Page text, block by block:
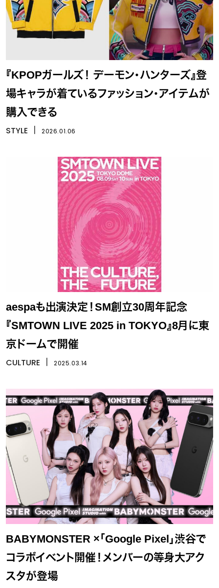
『KPOPガールズ！ デーモン・ハンターズ』登
場キャラが着ているファッション・アイテムが
購入できる
STYLE 2026.01.06
aespaも出演決定！SM創立30周年記念
『SMTOWN LIVE 2025 in TOKYO』8月に東
京ドームで開催
CULTURE 2025.03.14
BABYMONSTER ×「Google Pixel」渋谷で
コラボイベント開催！メンバーの等身大アク
スタが登場